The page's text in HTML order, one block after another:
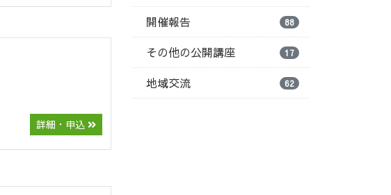
詳細・申込
開催報告 88
その他の公開講座 17
地域交流 62